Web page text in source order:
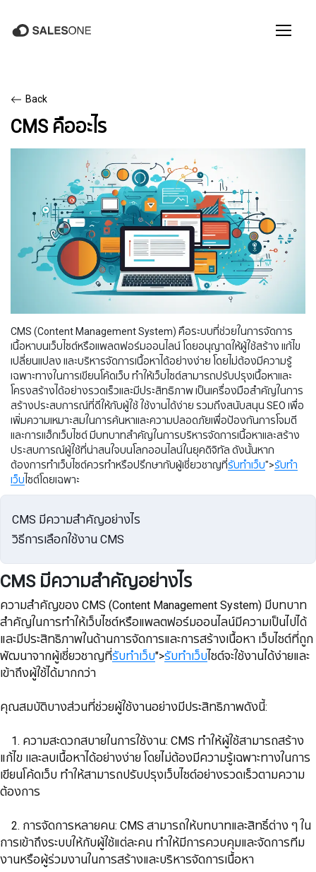
Back
CMS คืออะไร
CMS (Content Management System) คือระบบที่ช่วยในการจัดการ
เนื้อหาบนเว็บไซต์หรือแพลตฟอร์มออนไลน์ โดยอนุญาตให้ผู้ใช้สร้าง แก้ไข
เปลี่ยนแปลง เเละบริหารจัดการเนื้อหาได้อย่างง่าย โดยไม่ต้องมีความรู้
เฉพาะทางในการเขียนโค้ดเว็บ ทำให้เว็บไซต์สามารถปรับปรุงเนื้อหาและ
โครงสร้างได้อย่างรวดเร็วและมีประสิทธิภาพ เป็นเครื่องมือสำคัญในการ
สร้างประสบการณ์ที่ดีให้กับผู้ใช้ ใช้งานได้ง่าย รวมถึงสนับสนุน SEO เพื่อ
เพิ่มความเหมาะสมในการค้นหาและความปลอดภัยเพื่อป้องกันการโจมตี
และการแฮ็กเว็บไซต์ มีบทบาทสำคัญในการบริหารจัดการเนื้อหาและสร้าง
ประสบการณ์ผู้ใช้ที่น่าสนใจบนโลกออนไลน์ในยุคดิจิทัล ดังนั้นหาก
ต้องการทำเว็บไซต์ควรทำหรือปรึกษากับผู้เชี่ยวชาญที่รับทำเว็บ">รับทำ
เว็บ ไซต์โดยเฉพาะ
CMS มีความสำคัญอย่างไร
วิธีการเลือกใช้งาน CMS
CMS มีความสำคัญอย่างไร
ความสำคัญของ CMS (Content Management System) มีบทบาท
สำคัญในการทำให้เว็บไซต์หรือแพลตฟอร์มออนไลน์มีความเป็นไปได้
และมีประสิทธิภาพในด้านการจัดการและการสร้างเนื้อหา เว็บไซต์ที่ถูก
พัฒนาจากผู้เชี่ยวชาญที่รับทำเว็บ">รับทำเว็บไซต์จะใช้งานได้ง่ายและ
เข้าถึงผู้ใช้ได้มากกว่า
​​​​​​​คุณสมบัติบางส่วนที่ช่วยผู้ใช้งานอย่างมีประสิทธิภาพดังนี้:
1. ความสะดวกสบายในการใช้งาน: CMS ทำให้ผู้ใช้สามารถสร้าง
แก้ไข เเละลบเนื้อหาได้อย่างง่าย โดยไม่ต้องมีความรู้เฉพาะทางในการ
เขียนโค้ดเว็บ ทำให้สามารถปรับปรุงเว็บไซต์อย่างรวดเร็วตามความ
ต้องการ
​​​​​​​ 2. การจัดการหลายคน: CMS สามารถให้บทบาทและสิทธิ์ต่าง ๆ ใน
การเข้าถึงระบบให้กับผู้ใช้แต่ละคน ทำให้มีการควบคุมและจัดการทีม
งานหรือผู้ร่วมงานในการสร้างและบริหารจัดการเนื้อหา